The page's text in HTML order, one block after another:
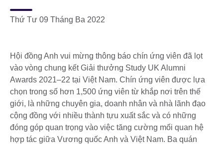
Thứ Tư 09 Tháng Ba 2022
Hội đồng Anh vui mừng thông báo chín ứng viên đã lọt
vào vòng chung kết Giải thưởng Study UK Alumni
Awards 2021–22 tại Việt Nam. Chín ứng viên được lựa
chọn trong số hơn 1,500 ứng viên từ khắp nơi trên thế
giới, là những chuyên gia, doanh nhân và nhà lãnh đạo
cộng đồng với nhiều thành tựu xuất sắc và có những
đóng góp quan trọng vào việc tăng cường mối quan hệ
hợp tác giữa Vương quốc Anh và Việt Nam. Ba quán